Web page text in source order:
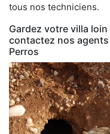
tous nos techniciens.
Gardez votre villa
contactez nos
Perros